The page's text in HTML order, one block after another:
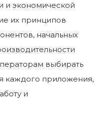
и экономической
их принципов
начальных
выбирать
каждого приложения,
и